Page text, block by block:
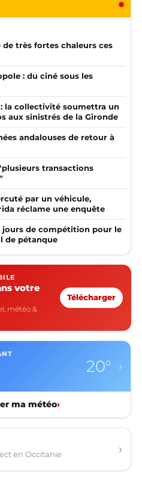
de très fortes chaleurs ces
: du ciné sous les
la collectivité soumettra un
aux sinistrés de la Gironde
andalouses de retour à
transactions
par un véhicule,
réclame une enquête
jours de compétition pour le
de pétanque
votre
météo &
Télécharger
nuageux
29° ›
ma météo›
en Occitanie ›